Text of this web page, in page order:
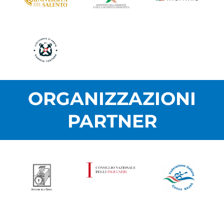
ORGANIZZAZIONI
PARTNER